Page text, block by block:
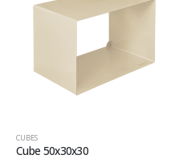
CUBES
Cube 50x30x30